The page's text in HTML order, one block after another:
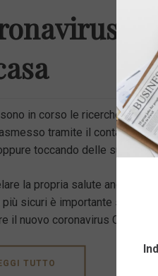
in corso le ricerche sul
tramite il contatto
toccando delle superfici
la propria salute anche tra
sicuri è importante sapere
il nuovo coronavirus COVID-19.
TUTTO